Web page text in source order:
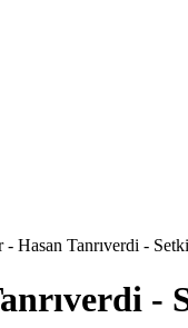
Hasan Tanrıverdi -
-